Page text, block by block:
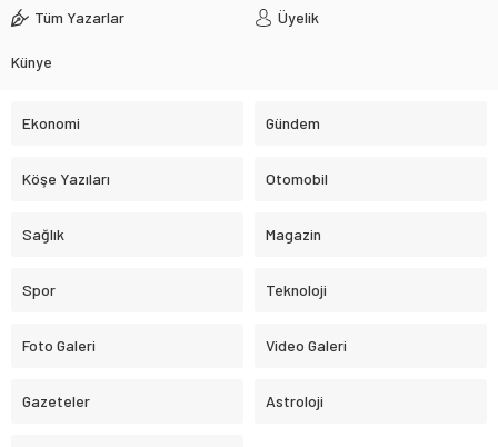
Tüm Yazarlar Üyelik
Künye
Ekonomi Gündem
Köşe Yazıları Otomobil
Sağlık Magazin
Spor Teknoloji
Foto Galeri Video Galeri
Gazeteler Astroloji